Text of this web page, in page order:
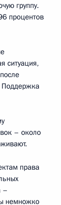
группу.
процентов
ситуация,
Поддержка
– около
права
–
немножко